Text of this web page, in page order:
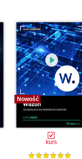
Nowość
kurs